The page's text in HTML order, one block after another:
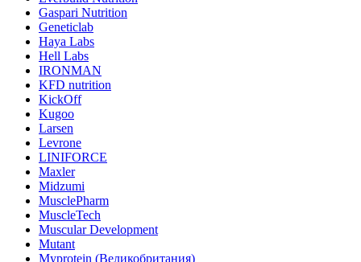
Gaspari Nutrition
Geneticlab
Haya Labs
Hell Labs
IRONMAN
KFD nutrition
KickOff
Kugoo
Larsen
Levrone
LINIFORCE
Maxler
Midzumi
MusclePharm
MuscleTech
Muscular Development
Mutant
Myprotein (Великобритания)